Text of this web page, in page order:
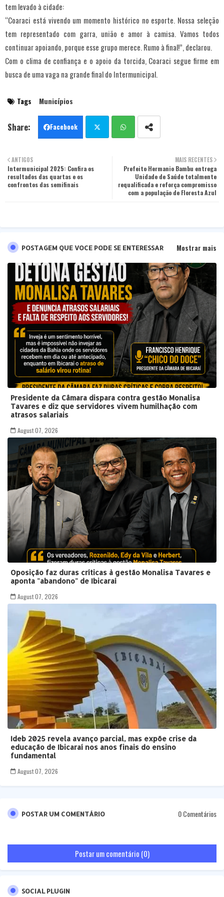
tem levado à cidade:
“Coaraci está vivendo um momento histórico no esporte. Nossa seleção
tem representado com garra, união e amor à camisa. Vamos todos
continuar apoiando, porque esse grupo merece. Rumo à final!”, declarou.
Com o clima de confiança e o apoio da torcida, Coaraci segue firme em
busca de uma vaga na grande final do Intermunicipal.
Tags Municípios
Facebook
ter tsa
pp
MAIS RECENTES
Prefeito Hermanio Bambu entrega
Unidade de Saúde totalmente
requalificada e reforça compromisso
com a população de Floresta Azul
ANTIGOS
Intermunicipal 2025: Confira os
resultados das quartas e os
confrontos das semifinais
POSTAGEM QUE VOCE PODE SE ENTERESSAR Mostrar mais
Presidente da Câmara dispara contra gestão Monalisa
Tavares e diz que servidores vivem humilhação com
atrasos salariais
August 07, 2026
Oposição faz duras críticas à gestão Monalisa Tavares e
aponta "abandono" de Ibicaraí
August 07, 2026
Ideb 2025 revela avanço parcial, mas expõe crise da
educação de Ibicaraí nos anos finais do ensino
fundamental
August 07, 2026
POSTAR UM COMENTÁRIO 0 Comentários
Postar um comentário (0)
SOCIAL PLUGIN